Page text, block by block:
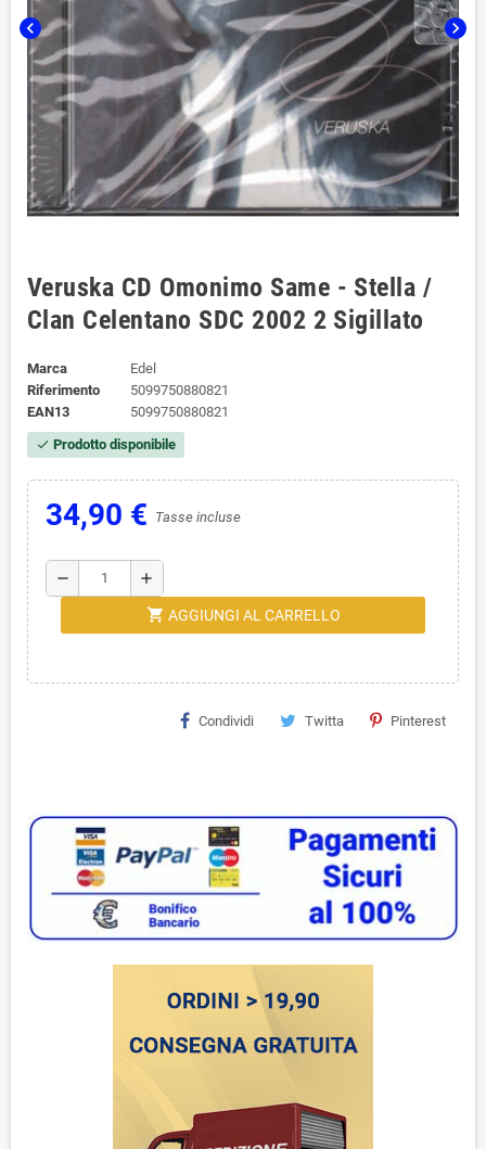
chevron_left chevron_right
Veruska CD Omonimo Same - Stella /
Clan Celentano SDC 2002 2 Sigillato
Marca
Edel
Riferimento
5099750880821
EAN13
5099750880821
check Prodotto disponibile
34,90 € Tasse incluse
remove add
shopping_cart AGGIUNGI AL CARRELLO
Condividi Twitta Pinterest